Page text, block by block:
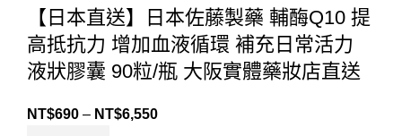
【日本直送】日本佐藤製藥 輔酶Q10 提
高抵抗力 增加血液循環 補充日常活力
液狀膠囊 90粒/瓶 大阪實體藥妝店直送
NT$690 – NT$6,550